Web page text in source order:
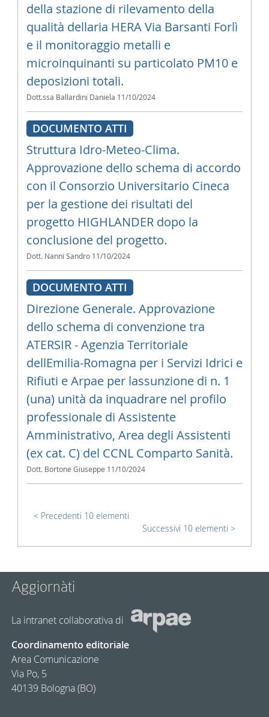
della stazione di rilevamento della
qualità dellaria HERA Via Barsanti Forlì
e il monitoraggio metalli e
microinquinanti su particolato PM10 e
deposizioni totali.
Dott.ssa Ballardini Daniela 11/10/2024
DOCUMENTO ATTI
Struttura Idro-Meteo-Clima.
Approvazione dello schema di accordo
con il Consorzio Universitario Cineca
per la gestione dei risultati del
progetto HIGHLANDER dopo la
conclusione del progetto.
Dott. Nanni Sandro 11/10/2024
DOCUMENTO ATTI
Direzione Generale. Approvazione
dello schema di convenzione tra
ATERSIR - Agenzia Territoriale
dellEmilia-Romagna per i Servizi Idrici e
Rifiuti e Arpae per lassunzione di n. 1
(una) unità da inquadrare nel profilo
professionale di Assistente
Amministrativo, Area degli Assistenti
(ex cat. C) del CCNL Comparto Sanità.
Dott. Bortone Giuseppe 11/10/2024
Precedenti 10 elementi
Successivi 10 elementi
Aggiornàti
La intranet collaborativa di
Coordinamento editoriale
Area Comunicazione
Via Po, 5
40139 Bologna (BO)